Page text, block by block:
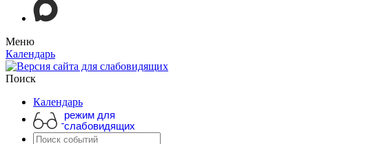
Меню
Календарь
Поиск
Календарь
режим для
слабовидящих